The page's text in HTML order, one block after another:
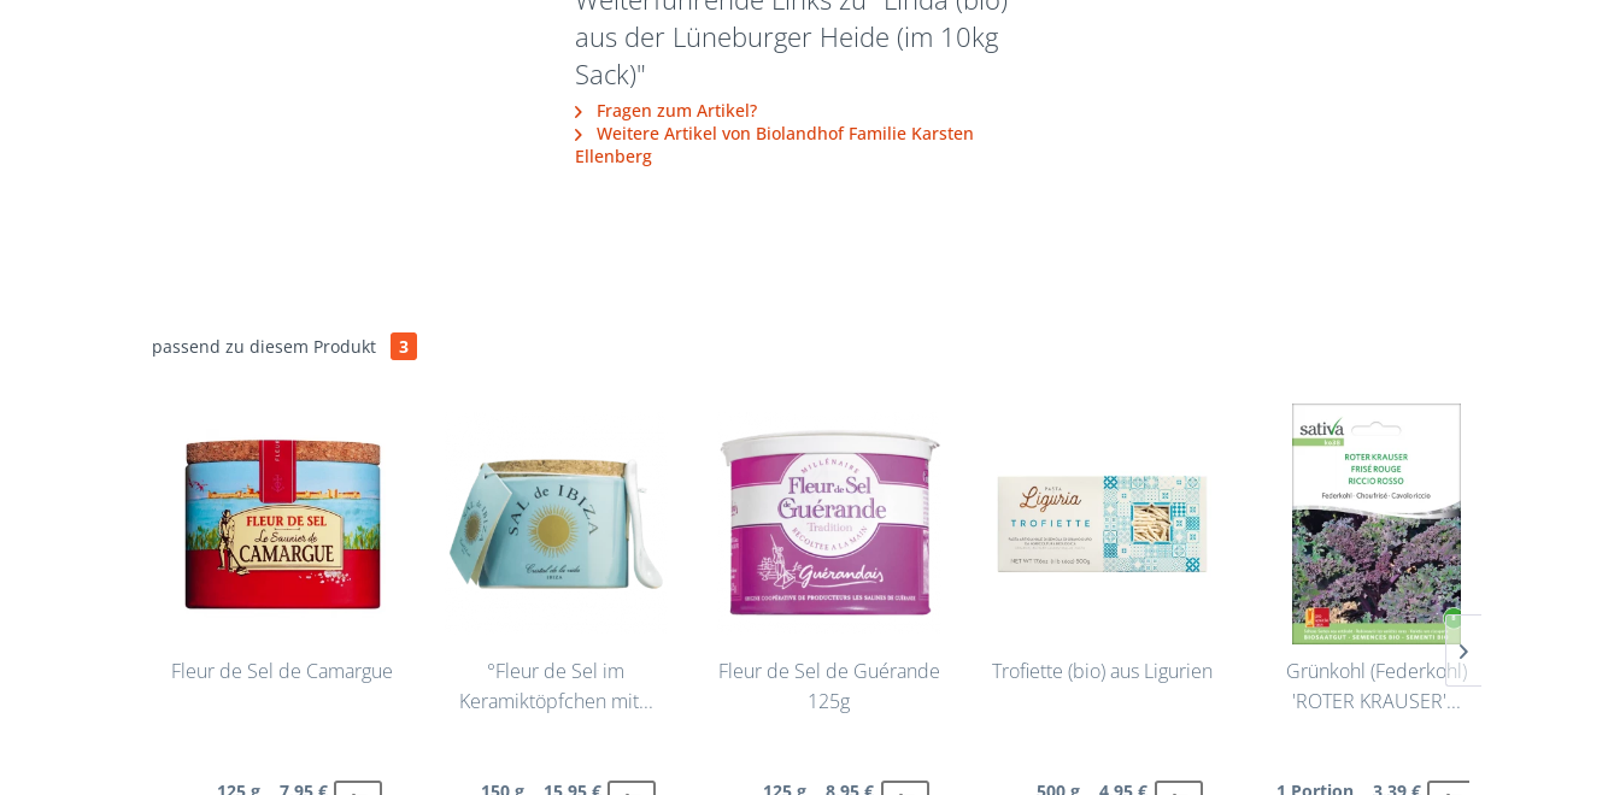
aus der Lüneburger Heide (im 10kg
Sack)"
Fragen zum Artikel?
Weitere Artikel von Biolandhof Familie Karsten
Ellenberg
passend zu diesem Produkt 3
Fleur de Sel de Camargue
125 g 7,95 €
°Fleur de Sel im
Keramiktöpfchen mit...
150 g 15,95 €
Fleur de Sel de Guérande
125g
125 g 8,95 €
Trofiette (bio) aus Ligurien
500 g 4,95 €
Grünkohl (Federkohl)
'ROTER KRAUSER'...
1 Portion 3,39 €